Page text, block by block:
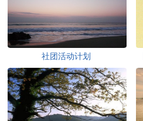
社团活动计划